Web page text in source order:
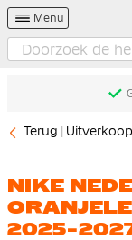
Menu
Terug Uitverkoop
NIKE
2025-